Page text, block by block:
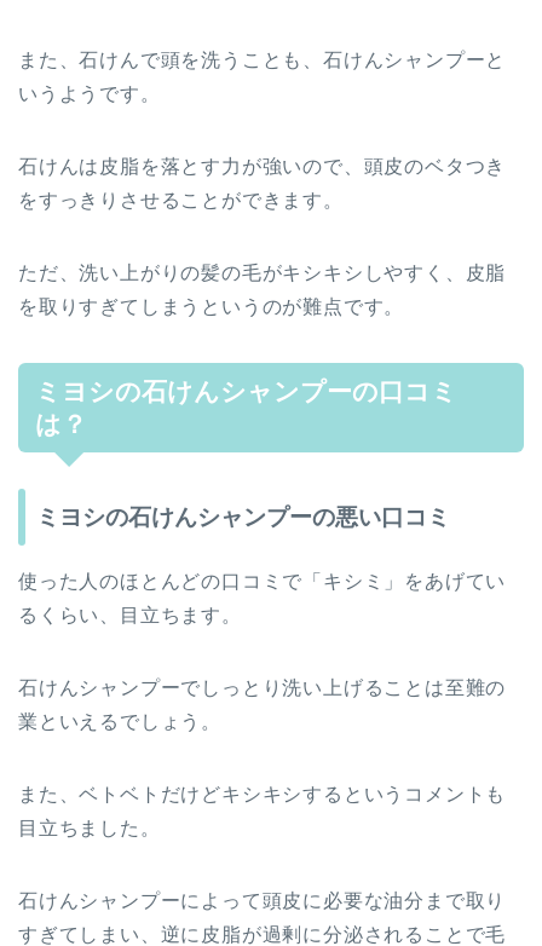
また、石けんで頭を洗うことも、石けんシャンプーと
いうようです。
石けんは皮脂を落とす力が強いので、頭皮のベタつき
をすっきりさせることができます。
ただ、洗い上がりの髪の毛がキシキシしやすく、皮脂
を取りすぎてしまうというのが難点です。
ミヨシの石けんシャンプーの口コミ
は？
ミヨシの石けんシャンプーの悪い口コミ
使った人のほとんどの口コミで「キシミ」をあげてい
るくらい、目立ちます。
石けんシャンプーでしっとり洗い上げることは至難の
業といえるでしょう。
また、ベトベトだけどキシキシするというコメントも
目立ちました。
石けんシャンプーによって頭皮に必要な油分まで取り
すぎてしまい、逆に皮脂が過剰に分泌されることで毛